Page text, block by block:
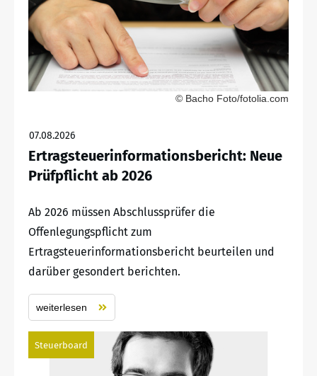
© Bacho Foto/fotolia.com
07.08.2026
Ertragsteuerinformationsbericht: Neue
Prüfpflicht ab 2026
Ab 2026 müssen Abschlussprüfer die
Offenlegungspflicht zum
Ertragsteuerinformationsbericht beurteilen und
darüber gesondert berichten.
weiterlesen
Steuerboard